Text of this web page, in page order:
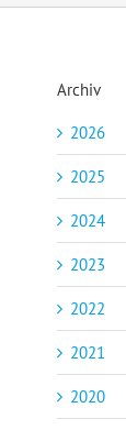
Archiv
2026
2025
2024
2023
2022
2021
2020